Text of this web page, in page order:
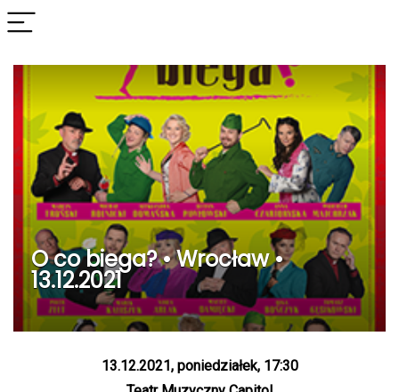
O co biega? • Wrocław •
13.12.2021
13.12.2021, poniedziałek, 17:30